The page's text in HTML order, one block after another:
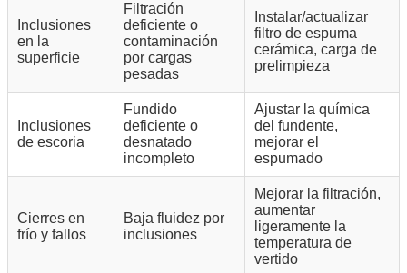
Inclusiones
en la
superficie
Filtración
deficiente o
contaminación
por cargas
pesadas
Instalar/actualizar
filtro de espuma
cerámica, carga de
prelimpieza
Inclusiones
de escoria
Fundido
deficiente o
desnatado
incompleto
Ajustar la química
del fundente,
mejorar el
espumado
Cierres en
frío y fallos
Baja fluidez por
inclusiones
Mejorar la filtración,
aumentar
ligeramente la
temperatura de
vertido